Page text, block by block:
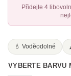
Přidejte 4
💧 Voděodolné
VYBERTE BARVU